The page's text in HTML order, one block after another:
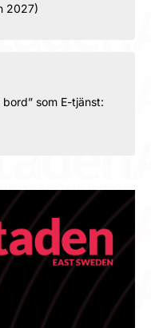
2027)
som E-tjänst: